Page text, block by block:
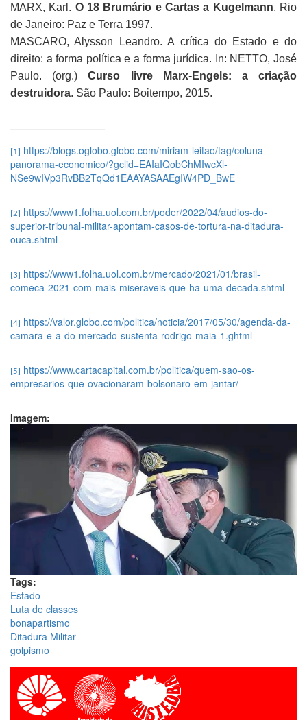
MARX, Karl. O 18 Brumário e Cartas a Kugelmann. Rio
de Janeiro: Paz e Terra 1997.
MASCARO, Alysson Leandro. A crítica do Estado e do
direito: a forma política e a forma jurídica. In: NETTO, José
Paulo. (org.)Curso livre Marx-Engels: a criação
destruidora. São Paulo: Boitempo, 2015.
[1] https://blogs.oglobo.globo.com/miriam-leitao/tag/coluna-
panorama-economico/?gclid=EAIaIQobChMIwcXl-
NSe9wIVp3RvBB2TqQd1EAAYASAAEgIW4PD_BwE
[2] https://www1.folha.uol.com.br/poder/2022/04/audios-do-
superior-tribunal-militar-apontam-casos-de-tortura-na-ditadura-
ouca.shtml
[3] https://www1.folha.uol.com.br/mercado/2021/01/brasil-
comeca-2021-com-mais-miseraveis-que-ha-uma-decada.shtml
[4] https://valor.globo.com/politica/noticia/2017/05/30/agenda-da-
camara-e-a-do-mercado-sustenta-rodrigo-maia-1.ghtml
[5] https://www.cartacapital.com.br/politica/quem-sao-os-
empresarios-que-ovacionaram-bolsonaro-em-jantar/
Imagem:
Tags:
Estado
Luta de classes
bonapartismo
Ditadura Militar
golpismo